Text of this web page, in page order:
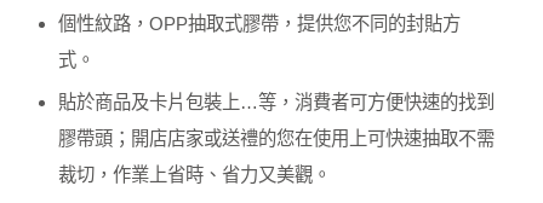
個性紋路，OPP抽取式膠帶，提供您不同的封貼方
式。
貼於商品及卡片包裝上…等，消費者可方便快速的找到
膠帶頭；開店店家或送禮的您在使用上可快速抽取不需
裁切，作業上省時、省力又美觀。